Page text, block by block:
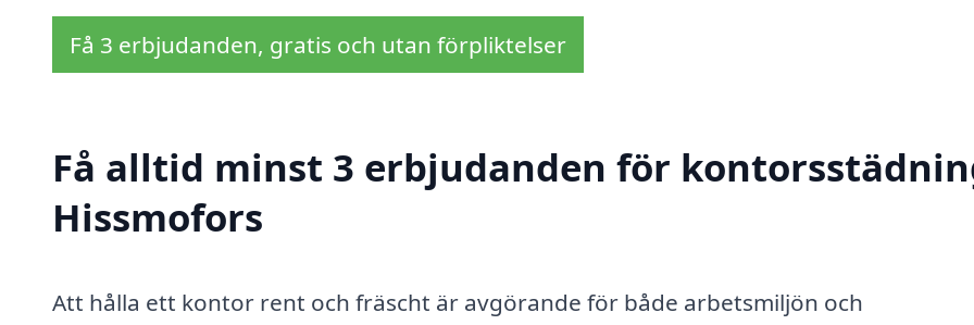
Få 3 erbjudanden, gratis och utan förpliktelser
Få alltid minst 3 erbjudanden för
Hissmofors
Att hålla ett kontor rent och fräscht är avgörande för både arbetsmiljön och